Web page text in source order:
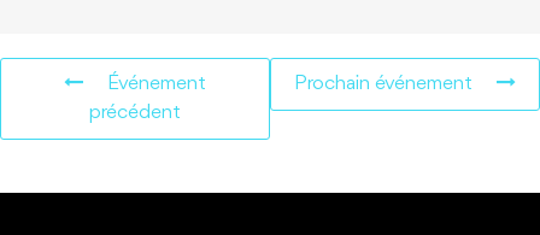
Événement
précédent
Prochain événement